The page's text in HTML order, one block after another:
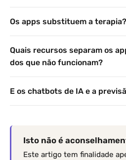
Os apps substituem a terapia?
Quais recursos separam os
dos que não funcionam?
E os chatbots de IA e a
Isto não é
Este artigo tem finalidade